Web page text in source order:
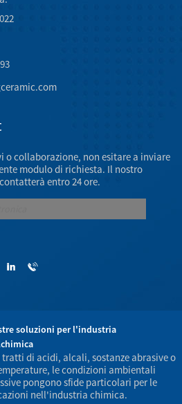
o collaborazione, non esitare a inviare
modulo di richiesta. Il nostro
entro 24 ore.
soluzioni per l'industria
tratti di acidi, alcali, sostanze abrasive o
le condizioni ambientali
pongono sfide particolari per le
nell'industria chimica.